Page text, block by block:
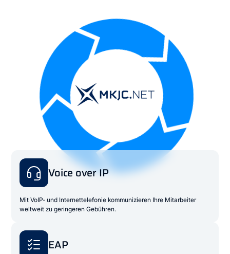
Voice over IP
Mit VoIP- und Internettelefonie kommunizieren Ihre Mitarbeiter
weltweit zu geringeren Gebühren.
EAP